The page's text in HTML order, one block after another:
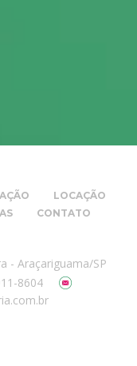
LOCAÇÃO
CONTATO
- Araçariguama/SP
8604